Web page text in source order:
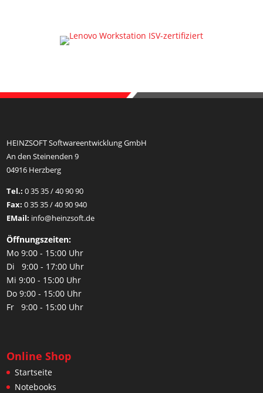
HEINZSOFT Softwareentwicklung GmbH
An den Steinenden 9
04916 Herzberg
Tel.: 0 35 35 / 40 90 90
Fax: 0 35 35 / 40 90 940
EMail: info@heinzsoft.de
Öffnungszeiten:
Mo 9:00 - 15:00 Uhr
Di 9:00 - 17:00 Uhr
Mi 9:00 - 15:00 Uhr
Do 9:00 - 15:00 Uhr
Fr 9:00 - 15:00 Uhr
Online Shop
Startseite
Notebooks